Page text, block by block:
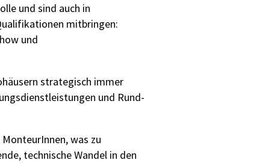
und sind auch in
mitbringen:
und
strategisch immer
und Rund-
was zu
technische Wandel in den